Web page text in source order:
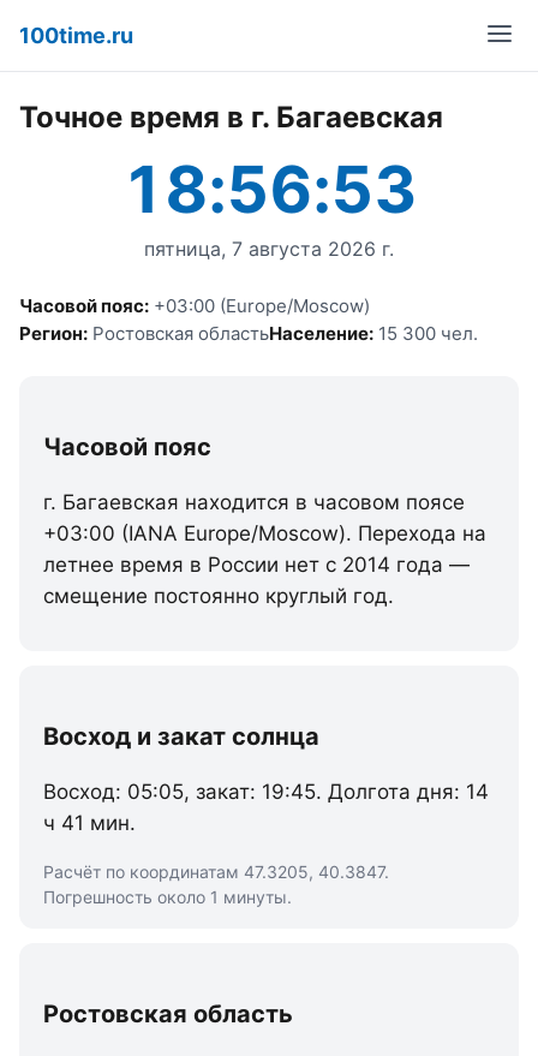
100time.ru
Точное время в г. Багаевская
18:56:53
пятница, 7 августа 2026 г.
Часовой пояс: +03:00 (Europe/Moscow)
Регион: Ростовская областьНаселение: 15 300 чел.
Часовой пояс
г. Багаевская находится в часовом поясе
+03:00 (IANA Europe/Moscow). Перехода на
летнее время в России нет с 2014 года —
смещение постоянно круглый год.
Восход и закат солнца
Восход: 05:05, закат: 19:45. Долгота дня: 14
ч 41 мин.
Расчёт по координатам 47.3205, 40.3847.
Погрешность около 1 минуты.
Ростовская область